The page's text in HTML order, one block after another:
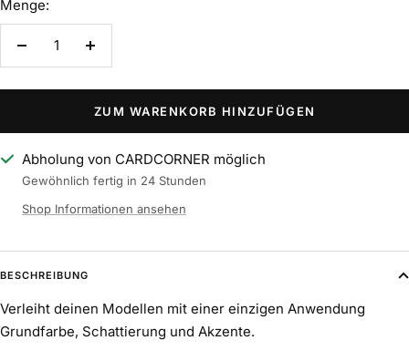
Menge:
Menge
Menge
ZUM WARENKORB HINZUFÜGEN
Abholung von CARDCORNER möglich
Gewöhnlich fertig in 24 Stunden
Shop Informationen ansehen
BESCHREIBUNG
Verleiht deinen Modellen mit einer einzigen Anwendung
Grundfarbe, Schattierung und Akzente.